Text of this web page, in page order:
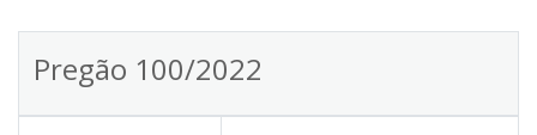
Pregão 100/2022